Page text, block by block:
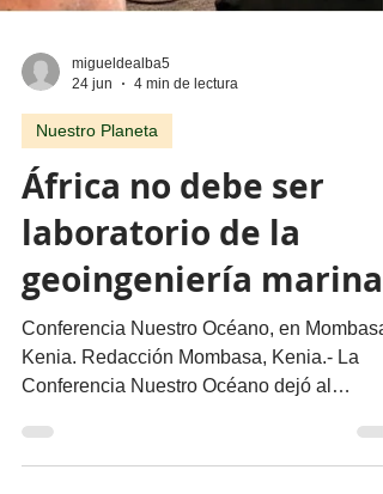
migueldealba5
24 jun
4 min de lectura
Nuestro Planeta
África no debe ser
laboratorio de la
geoingeniería marina